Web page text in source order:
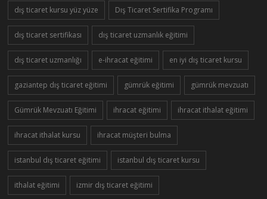
dış ticaret kursu yüz yüze Dış Ticaret Sertifika Programı
dış ticaret sertifikası dış ticaret uzmanlık eğitimi
dış ticaret uzmanlığı e-ihracat eğitimi en iyi dış ticaret kursu
gaziantep dış ticaret eğitimi gümrük eğitimi gümrük mevzuatı
Gümrük Mevzuatı Eğitimi ihracat eğitimi ihracat ithalat eğitimi
ihracat ithalat kursu ihracat müşteri bulma
istanbul dış ticaret eğitimi istanbul dış ticaret kursu
ithalat eğitimi izmir dış ticaret eğitimi